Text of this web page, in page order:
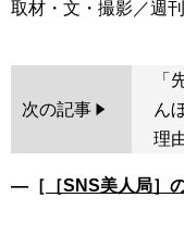
次の記事
「
ん
理
―［ ［SNS美人局］